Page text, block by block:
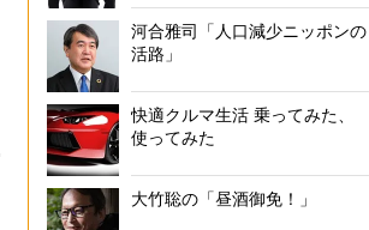
河合雅司「人口減少ニッポンの
活路」
快適クルマ生活 乗ってみた、
使ってみた
大竹聡の「昼酒御免！」